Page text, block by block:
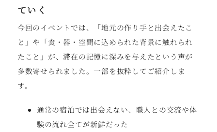
ていく
今回のイベントでは、「地元の作り手と出会えたこ
と」や「食・器・空間に込められた背景に触れられ
たこと」が、滞在の記憶に深みを与えたという声が
多数寄せられました。一部を抜粋してご紹介しま
す。
通常の宿泊では出会えない、職人との交流や体
験の流れ全てが新鮮だった